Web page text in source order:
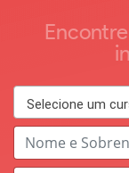
Selecione um